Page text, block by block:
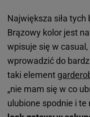
Największa siła
Brązowy kolor jest
wpisuje się w
wprowadzić do
taki element
„nie mam się w co
ulubione spodnie i